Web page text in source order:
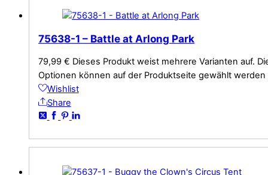
75638-1 – Battle at Arlong Park
79,99 € Dieses Produkt weist mehrere Varianten auf.
Optionen können auf der Produktseite gewählt werden
Wishlist
Share